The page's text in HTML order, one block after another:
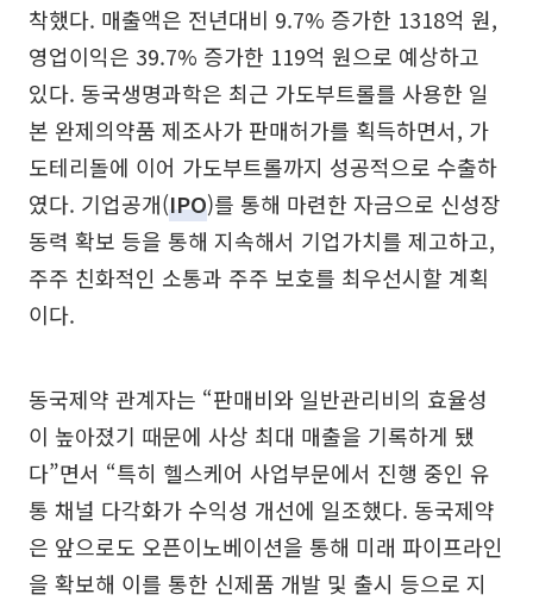
착했다. 매출액은 전년대비 9.7% 증가한 1318억 원,
영업이익은 39.7% 증가한 119억 원으로 예상하고
있다. 동국생명과학은 최근 가도부트롤를 사용한 일
본 완제의약품 제조사가 판매허가를 획득하면서, 가
도테리돌에 이어 가도부트롤까지 성공적으로 수출하
였다. 기업공개(IPO)를 통해 마련한 자금으로 신성장
동력 확보 등을 통해 지속해서 기업가치를 제고하고,
주주 친화적인 소통과 주주 보호를 최우선시할 계획
이다.
동국제약 관계자는 “판매비와 일반관리비의 효율성
이 높아졌기 때문에 사상 최대 매출을 기록하게 됐
다”면서 “특히 헬스케어 사업부문에서 진행 중인 유
통 채널 다각화가 수익성 개선에 일조했다. 동국제약
은 앞으로도 오픈이노베이션을 통해 미래 파이프라인
을 확보해 이를 통한 신제품 개발 및 출시 등으로 지